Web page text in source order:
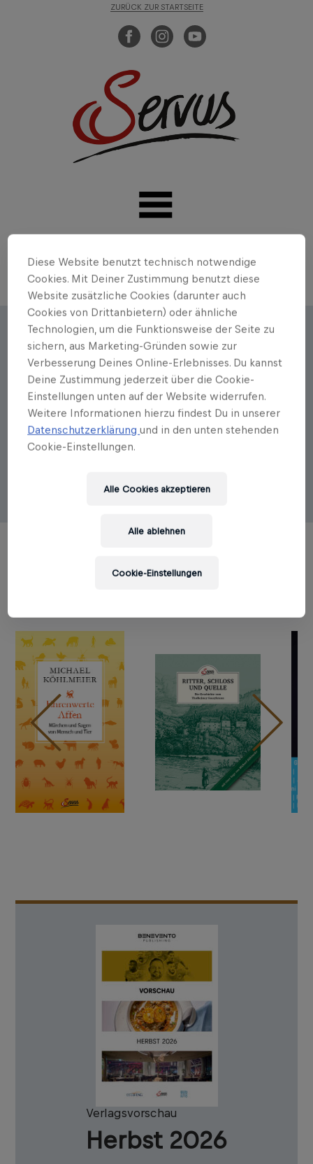
ZURÜCK ZUR STARTSEITE
Autorenportrait
Michael Köhlmeier
Michael Köhlmeier, geboren 1949 in Vorarlberg, ist
seit Jahrzehnten ein Fixstern am deutschsprachigen
Literaturhimmel. Für seine Erzählkunst wurde er
mehrfach ausgezeichnet, u. a. mit dem Literaturpreis
der Konrad-Adenauer-Stiftung, dem Marie-Luise-
TITEL DES AUTORS
Verlagsvorschau
Herbst 2026
Diese Website benutzt technisch notwendige
Cookies. Mit Deiner Zustimmung benutzt diese
Website zusätzliche Cookies (darunter auch
Cookies von Drittanbietern) oder ähnliche
Technologien, um die Funktionsweise der Seite zu
sichern, aus Marketing-Gründen sowie zur
Verbesserung Deines Online-Erlebnisses. Du kannst
Deine Zustimmung jederzeit über die Cookie-
Einstellungen unten auf der Website widerrufen.
Weitere Informationen hierzu findest Du in unserer
Datenschutzerklärungund in den unten stehenden
Cookie-Einstellungen.
Alle ablehnen
Alle Cookies akzeptieren
Cookie-Einstellungen